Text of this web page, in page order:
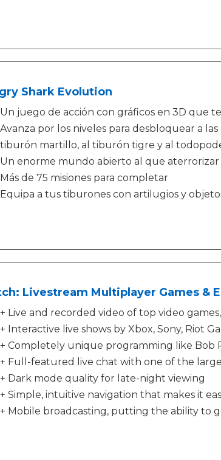
Shark Evolution
Un juego de acción con gráficos en 3D que
Avanza por los niveles para desbloquear a
tiburón martillo, al tiburón tigre y al
Un enorme mundo abierto al que aterrorizar
Más de 75 misiones para completar
Equipa a tus tiburones con artilugios y
Livestream Multiplayer Games &
+ Live and recorded video of top video
+ Interactive live shows by Xbox, Sony, Riot
+ Completely unique programming like Bob
+ Full-featured live chat with one of the
+ Dark mode quality for late-night viewing
+ Simple, intuitive navigation that makes it
+ Mobile broadcasting, putting the ability to